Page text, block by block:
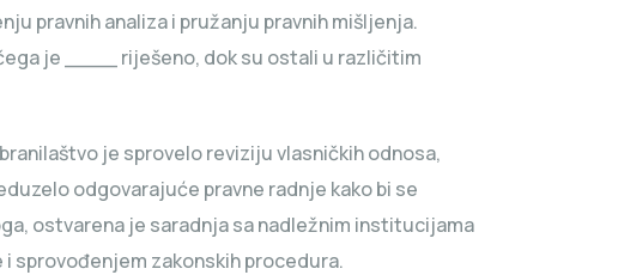
pravnih analiza i pružanju pravnih mišljenja.
je ____ riješeno, dok su ostali u različitim
je sprovelo reviziju vlasničkih odnosa,
odgovarajuće pravne radnje kako bi se
ostvarena je saradnja sa nadležnim institucijama
sprovođenjem zakonskih procedura.